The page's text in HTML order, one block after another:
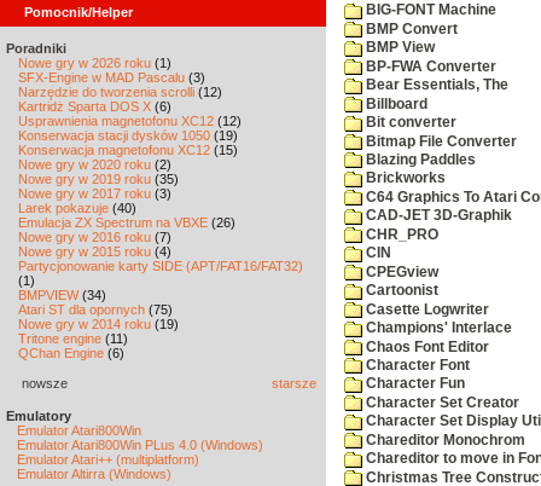
Pomocnik/Helper
Poradniki
Nowe gry w 2026 roku (1)
SFX-Engine w MAD Pascalu (3)
Narzędzie do tworzenia scrolli (12)
Kartridż Sparta DOS X (6)
Usprawnienia magnetofonu XC12 (12)
Konserwacja stacji dysków 1050 (19)
Konserwacja magnetofonu XC12 (15)
Nowe gry w 2020 roku (2)
Nowe gry w 2019 roku (35)
Nowe gry w 2017 roku (3)
Larek pokazuje (40)
Emulacja ZX Spectrum na VBXE (26)
Nowe gry w 2016 roku (7)
Nowe gry w 2015 roku (4)
Partycjonowanie karty SIDE (APT/FAT16/FAT32)
(1)
BMPVIEW(34)
Atari ST dla opornych (75)
Nowe gry w 2014 roku (19)
Tritone engine (11)
QChan Engine (6)
nowsze starsze
Emulatory
Emulator Atari800Win
Emulator Atari800Win PLus 4.0 (Windows)
Emulator Atari++ (multiplatform)
Emulator Altirra (Windows)
BIG-FONT Machine
BMP Convert
BMP View
BP-FWA Converter
Bear Essentials, The
Billboard
Bit converter
Bitmap File Converter
Blazing Paddles
Brickworks
C64 Graphics To Atari
CAD-JET 3D-Graphik
CHR_PRO
CIN
CPEGview
Cartoonist
Casette Logwriter
Champions' Interlace
Chaos Font Editor
Character Font
Character Fun
Character Set Creator
Character Set Display
Chareditor Monochrom
Chareditor to move in
Christmas Tree